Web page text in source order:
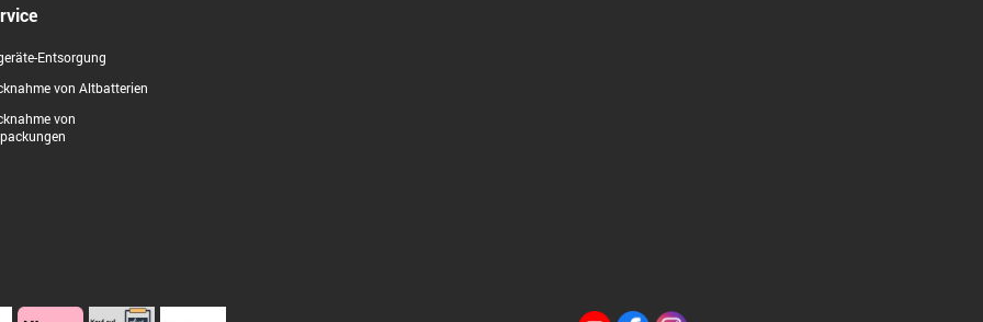
Entsorgung
von Altbatterien
von